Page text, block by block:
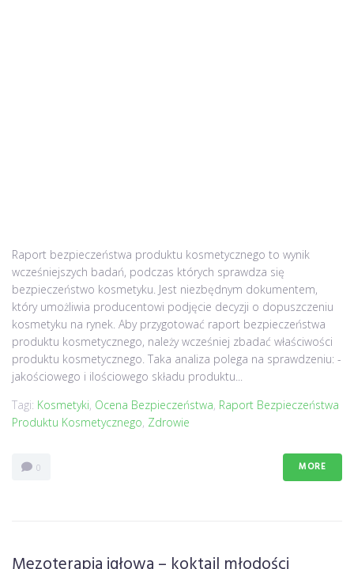
Raport bezpieczeństwa produktu kosmetycznego to wynik
wcześniejszych badań, podczas których sprawdza się
bezpieczeństwo kosmetyku. Jest niezbędnym dokumentem,
który umożliwia producentowi podjęcie decyzji o dopuszczeniu
kosmetyku na rynek. Aby przygotować raport bezpieczeństwa
produktu kosmetycznego, należy wcześniej zbadać właściwości
produktu kosmetycznego. Taka analiza polega na sprawdzeniu: -
jakościowego i ilościowego składu produktu...
Tagi: Kosmetyki, Ocena Bezpieczeństwa, Raport Bezpieczeństwa
Produktu Kosmetycznego, Zdrowie
0 MORE